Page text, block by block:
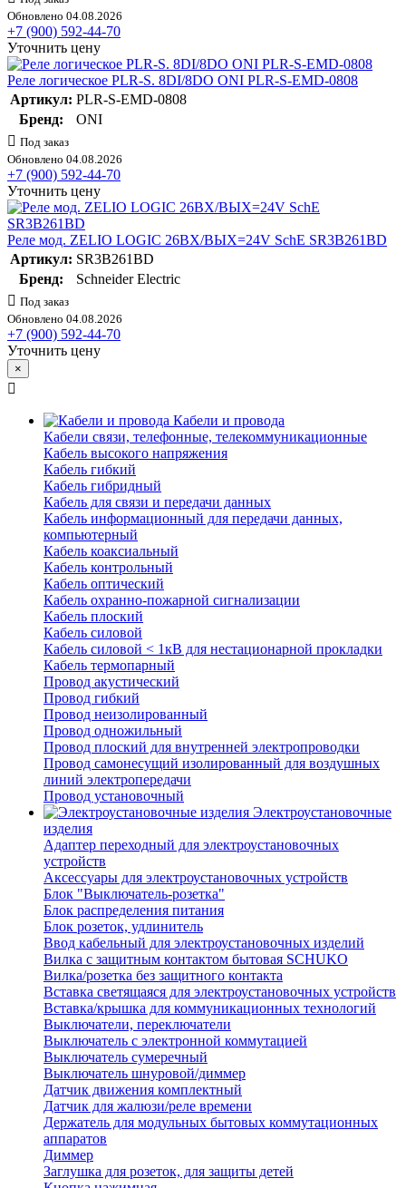
Обновлено 04.08.2026
+7 (900) 592-44-70
Уточнить цену
Реле логическое PLR-S. 8DI/8DO ONI PLR-S-EMD-0808
Артикул: PLR-S-EMD-0808
Бренд:
ONI
Под заказ
Обновлено 04.08.2026
+7 (900) 592-44-70
Уточнить цену
Реле мод. ZELIO LOGIC 26ВХ/ВЫХ=24V SchE SR3B261BD
Артикул: SR3B261BD
Бренд:
Schneider Electric
Под заказ
Обновлено 04.08.2026
+7 (900) 592-44-70
Уточнить цену
×
Кабели и провода
Кабели связи, телефонные, телекоммуникационные
Кабель высокого напряжения
Кабель гибкий
Кабель гибридный
Кабель для связи и передачи данных
Кабель информационный для передачи данных,
компьютерный
Кабель коаксиальный
Кабель контрольный
Кабель оптический
Кабель охранно-пожарной сигнализации
Кабель плоский
Кабель силовой
Кабель силовой < 1кВ для нестационарной прокладки
Кабель термопарный
Провод акустический
Провод гибкий
Провод неизолированный
Провод одножильный
Провод плоский для внутренней электропроводки
Провод самонесущий изолированный для воздушных
линий электропередачи
Провод установочный
Электроустановочные
изделия
Адаптер переходный для электроустановочных
устройств
Аксессуары для электроустановочных устройств
Блок "Выключатель-розетка"
Блок распределения питания
Блок розеток, удлинитель
Ввод кабельный для электроустановочных изделий
Вилка с защитным контактом бытовая SCHUKO
Вилка/розетка без защитного контакта
Вставка светящаяся для электроустановочных устройств
Вставка/крышка для коммуникационных технологий
Выключатели, переключатели
Выключатель с электронной коммутацией
Выключатель сумеречный
Выключатель шнуровой/диммер
Датчик движения комплектный
Датчик для жалюзи/реле времени
Держатель для модульных бытовых коммутационных
аппаратов
Диммер
Заглушка для розеток, для защиты детей